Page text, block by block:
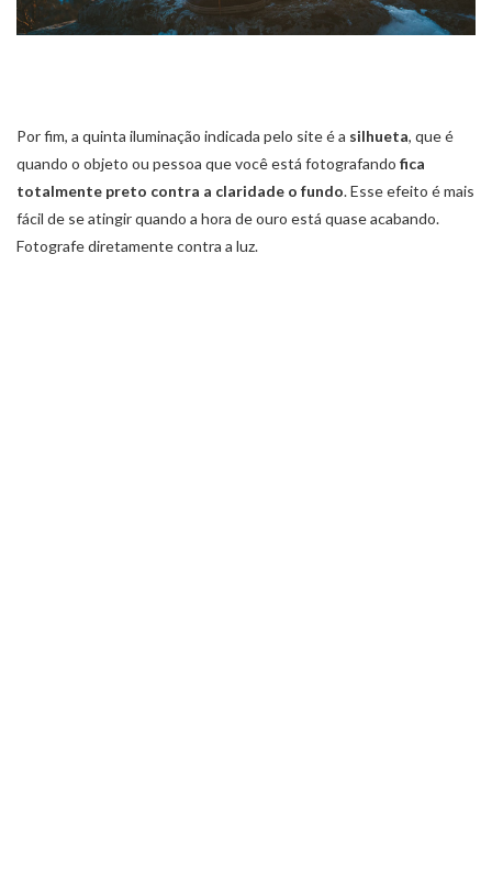
Por fim, a quinta iluminação indicada pelo site é a silhueta, que é
quando o objeto ou pessoa que você está fotografando fica
totalmente preto contra a claridade o fundo. Esse efeito é mais
fácil de se atingir quando a hora de ouro está quase acabando.
Fotografe diretamente contra a luz.